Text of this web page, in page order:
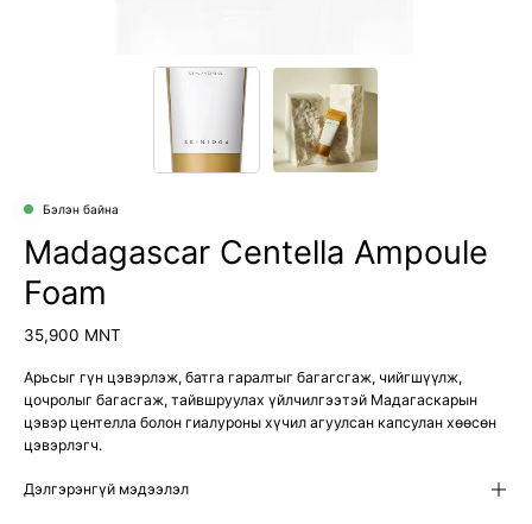
Бэлэн байна
Madagascar Centella Ampoule
Foam
35,900 MNT
Арьсыг гүн цэвэрлэж, батга гаралтыг багагсгаж, чийгшүүлж,
цочролыг багасгаж, тайвшруулах үйлчилгээтэй Мадагаскарын
цэвэр центелла болон гиалуроны хүчил агуулсан капсулан хөөсөн
цэвэрлэгч.
Дэлгэрэнгүй мэдээлэл